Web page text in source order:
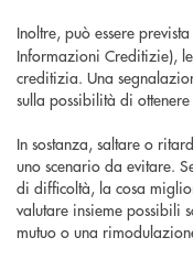
Inoltre, può essere
Informazioni Creditizie),
creditizia. Una
sulla possibilità di
In sostanza, saltare o
uno scenario da evitare.
di difficoltà, la cosa
valutare insieme possibili
mutuo o una